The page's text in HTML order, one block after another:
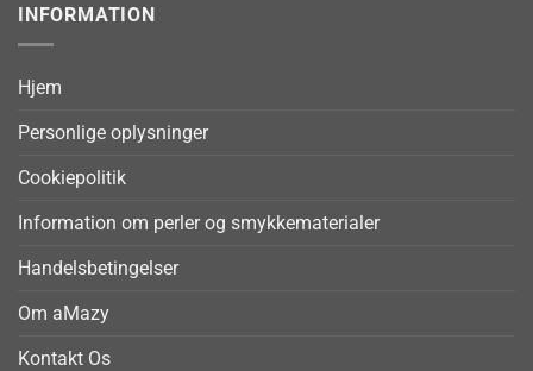
INFORMATION
Hjem
Personlige oplysninger
Cookiepolitik
Information om perler og smykkematerialer
Handelsbetingelser
Om aMazy
Kontakt Os